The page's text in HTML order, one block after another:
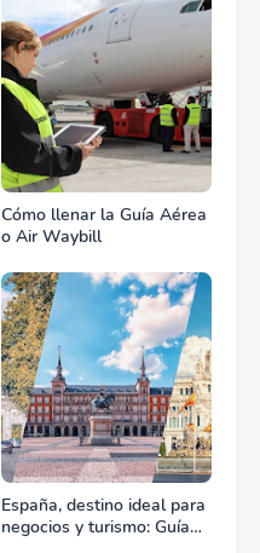
Cómo llenar la Guía Aérea
o Air Waybill
España, destino ideal para
negocios y turismo: Guía